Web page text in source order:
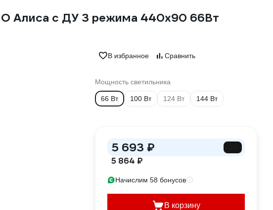
Алиса с ДУ 3 режима 440x90 66Вт
В избранное Сравнить
Мощность светильника
66 Вт 100 Вт 124 Вт 144 Вт
5 693 ₽
5 864 ₽
Начислим 58 бонусов
В корзину